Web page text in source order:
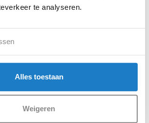
te analyseren.
Alles toestaan
Weigeren